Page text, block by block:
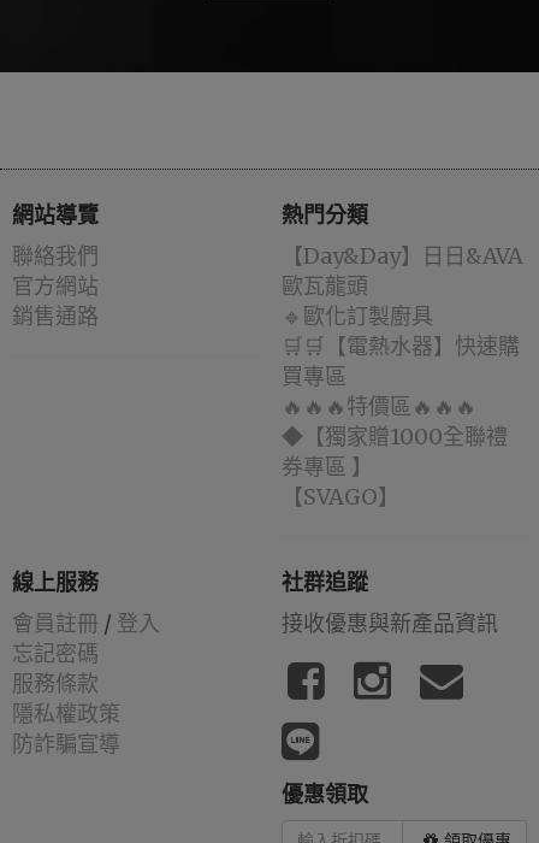
網站導覽
聯絡我們
官方網站
銷售通路
熱門分類
️【Day&Day】️日日&AVA
歐瓦龍頭
🔹歐化訂製廚具
🛒🛒【電熱水器】快速購
買專區
🔥🔥🔥特價區🔥🔥🔥
◆【獨家贈1000全聯禮
券專區 】
️【SVAGO】️
線上服務
會員註冊 / 登入
忘記密碼
服務條款
隱私權政策
防詐騙宣導
社群追蹤
接收優惠與新產品資訊
優惠領取